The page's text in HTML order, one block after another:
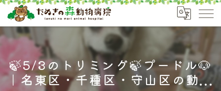
🍃5/3のトリミング🍃プードル🐶
｜名東区・千種区・守山区の動...